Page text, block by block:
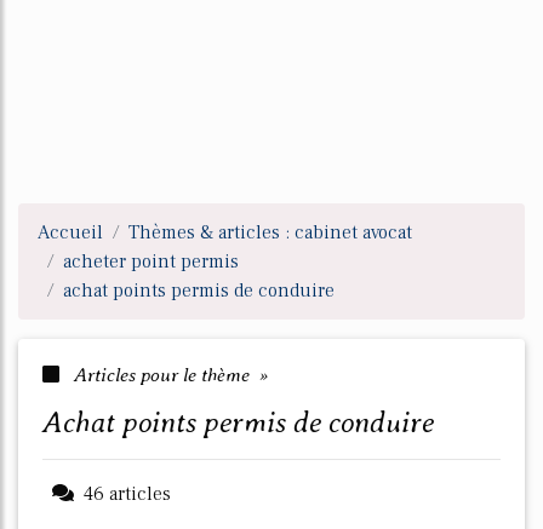
Accueil
Thèmes & articles : cabinet avocat
acheter point permis
achat points permis de conduire
Articles pour le thème »
achat points permis de conduire
46 articles